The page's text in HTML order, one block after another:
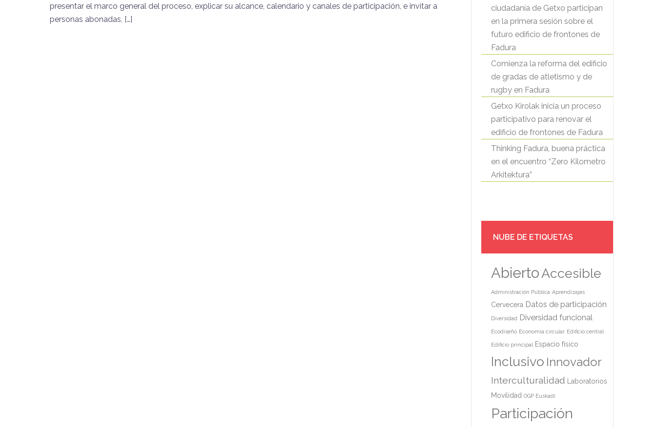
presentar el marco general del proceso, explicar su alcance, calendario y canales de participación, e invitar a
personas abonadas, […]
ciudadanía de Getxo participan
en la primera sesión sobre el
futuro edificio de frontones de
Fadura
Comienza la reforma del edificio
de gradas de atletismo y de
rugby en Fadura
Getxo Kirolak inicia un proceso
participativo para renovar el
edificio de frontones de Fadura
Thinking Fadura, buena práctica
en el encuentro “Zero Kilometro
Arkitektura”
NUBE DE ETIQUETAS
AbiertoAccesible
Administración Pública Aprendizajes
Cervecera Datos de participación
Diversidad Diversidad funcional
Ecodiseño Economía circular Edificio central
Edificio principal Espacio físico
Inclusivo Innovador
Interculturalidad
Laboratorios
Movilidad OGP Euskadi
Participación